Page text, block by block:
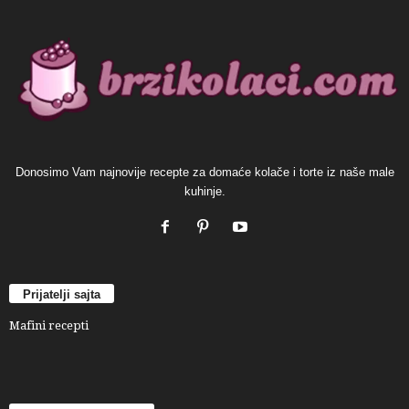
Donosimo Vam najnovije recepte za domaće kolače i torte iz naše male
kuhinje.
Prijatelji sajta
Mafini recepti